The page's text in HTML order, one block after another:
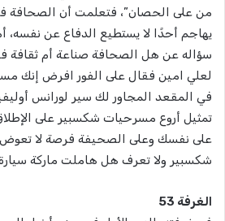
من على الحصان”، فتعلمت أن الصحافة
يهاجم أحدًا لا يستطيع الدفاع عن نفسه،
سؤاله عن هل الصحافة صناعة أم ثقافة
لعلي امين فقال على الفور افرض إنك
في المقعد المجاور لك سير لورانس
تمثيل أروع مسرحيات شكسبير على
على نفسك وعلى الصحيفة فرصة لا
شكسبير ولا تعرف هل هاملت ماركة
الغرفة 53